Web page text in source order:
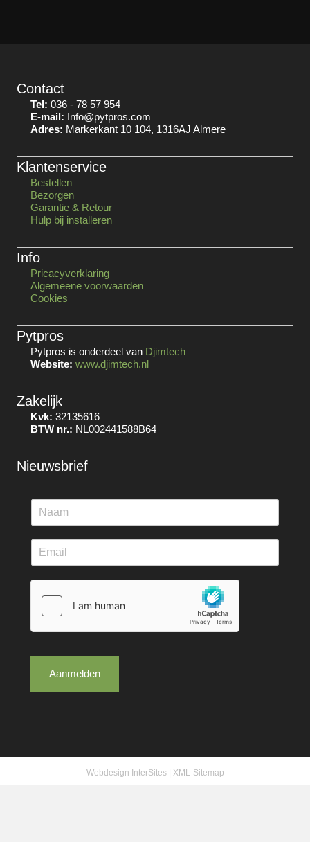
Contact
Tel: 036 - 78 57 954
E-mail: Info@pytpros.com
Adres: Markerkant 10 104, 1316AJ Almere
Klantenservice
Bestellen
Bezorgen
Garantie & Retour
Hulp bij installeren
Info
Pricacyverklaring
Algemeene voorwaarden
Cookies
Pytpros
Pytpros is onderdeel van Djimtech
Website: www.djimtech.nl
Zakelijk
Kvk: 32135616
BTW nr.: NL002441588B64
Nieuwsbrief
Aanmelden
Webdesign InterSites| XML-Sitemap